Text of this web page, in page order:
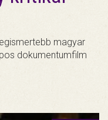
magyar
dokumentumfilm